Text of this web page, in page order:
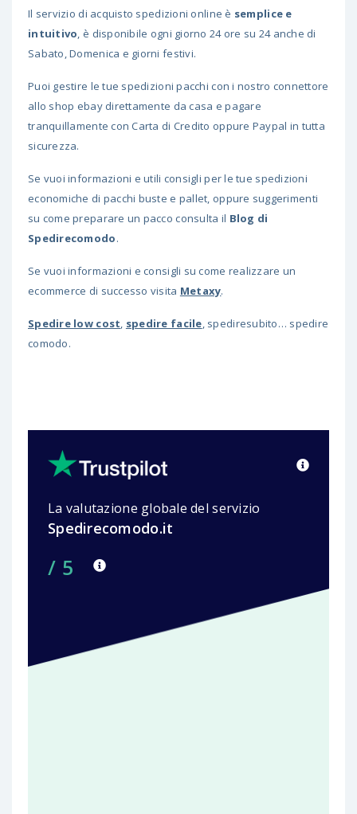
Il servizio di acquisto spedizioni online è semplice e
intuitivo, è disponibile ogni giorno 24 ore su 24 anche di
Sabato, Domenica e giorni festivi.
Puoi gestire le tue spedizioni pacchi con i nostro connettore
allo shop ebay direttamente da casa e pagare
tranquillamente con Carta di Credito oppure Paypal in tutta
sicurezza.
Se vuoi informazioni e utili consigli per le tue spedizioni
economiche di pacchi buste e pallet, oppure suggerimenti
su come preparare un pacco consulta il Blog di
Spedirecomodo.
Se vuoi informazioni e consigli su come realizzare un
ecommerce di successo visita Metaxy.
Spedire low cost, spedire facile, spediresubito… spedire
comodo.
La valutazione globale del servizio
Spedirecomodo.it
/ 5